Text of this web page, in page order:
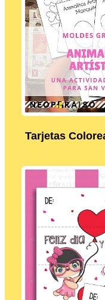
Tarjetas